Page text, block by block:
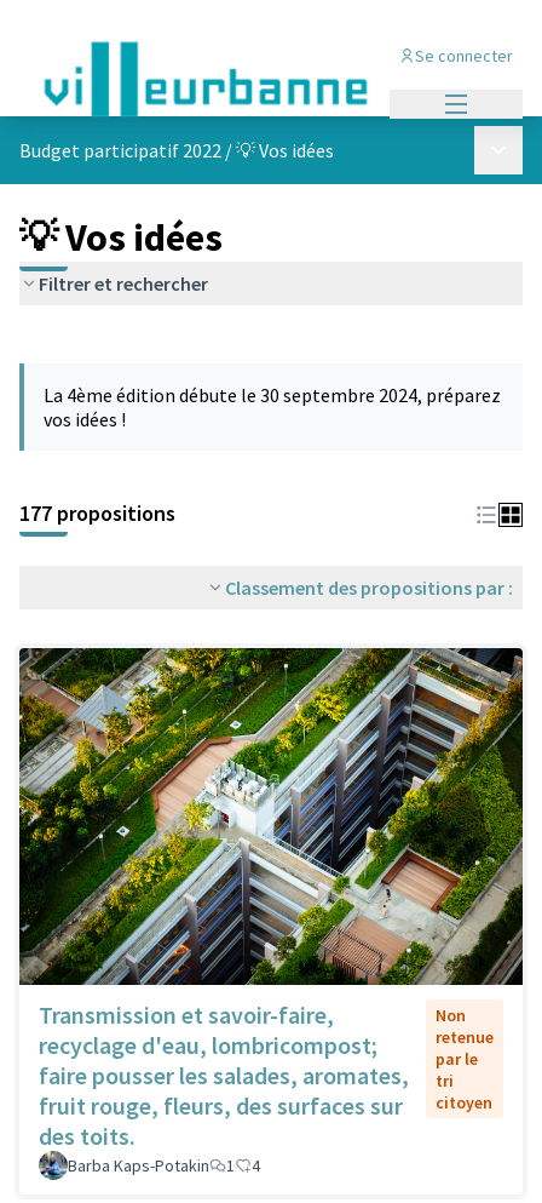
Se connecter
Budget participatif 2022 /💡 Vos idées
💡 Vos idées
Filtrer et rechercher
−
La 4ème édition débute le 30 septembre 2024, préparez
vos idées !
177 propositions
Classement des propositions par :
Transmission et savoir-faire,
recyclage d'eau, lombricompost;
faire pousser les salades, aromates,
fruit rouge, fleurs, des surfaces sur
des toits.
Non
retenue
par le
tri
citoyen
Barba Kaps-Potakin 1 4